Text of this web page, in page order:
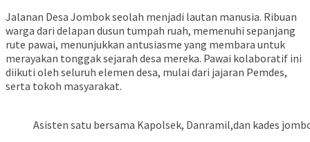
​Jalanan Desa Jombok seolah menjadi lautan manusia. Ribuan
warga dari delapan dusun tumpah ruah, memenuhi sepanjang
rute pawai, menunjukkan antusiasme yang membara untuk
merayakan tonggak sejarah desa mereka. Pawai kolaboratif ini
diikuti oleh seluruh elemen desa, mulai dari jajaran Pemdes,
serta tokoh masyarakat.
Asisten satu bersama Kapolsek, Danramil,dan kades